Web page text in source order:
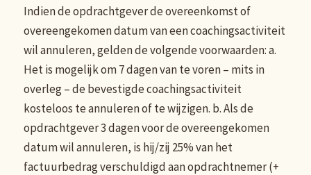
Indien de opdrachtgever de overeenkomst of
overeengekomen datum van een coachingsactiviteit
wil annuleren, gelden de volgende voorwaarden: a.
Het is mogelijk om 7 dagen van te voren – mits in
overleg – de bevestigde coachingsactiviteit
kosteloos te annuleren of te wijzigen. b. Als de
opdrachtgever 3 dagen voor de overeengekomen
datum wil annuleren, is hij/zij 25% van het
factuurbedrag verschuldigd aan opdrachtnemer (+